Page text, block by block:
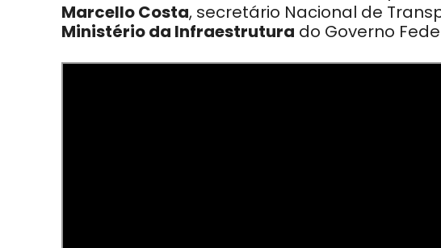
Marcello Costa, secretário Nacional de T
Ministério da Infraestrutura do Governo